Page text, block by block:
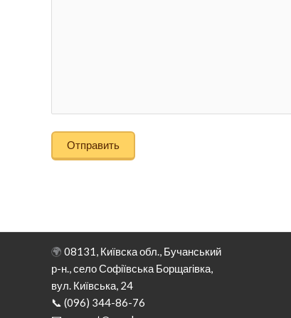
🌍 08131, Київска обл., Бучанський
р-н., село Софіївська Борщагівка,
вул. Київська, 24
📞 (096) 344-86-76